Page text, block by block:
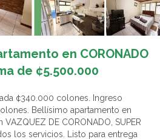
en CORONADO
de ¢5.500.000
¢340.000 colones. Ingreso
Bellísimo apartamento en
DE CORONADO, SUPER
los servicios. Listo para entrega